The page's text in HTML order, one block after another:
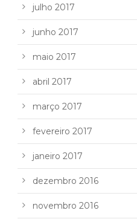
julho 2017
junho 2017
maio 2017
abril 2017
março 2017
fevereiro 2017
janeiro 2017
dezembro 2016
novembro 2016